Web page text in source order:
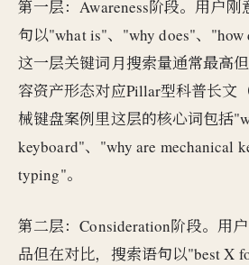
第一层：Awareness阶段。用户
句以"what is"、"why does"、"how
这一层关键词月搜索量通常最高
容资产形态对应Pillar型科普长文
械键盘案例里这层的核心词包括
keyboard"、"why are mechanical
typing"。
第二层：Consideration阶段。用
品但在对比，搜索语句以"best X